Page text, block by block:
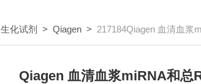
生化试剂 > Qiagen > 217184Qiagen 血清血浆
Qiagen 血清血浆miRNA和总